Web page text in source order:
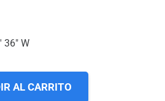
36″ W
AL CARRITO